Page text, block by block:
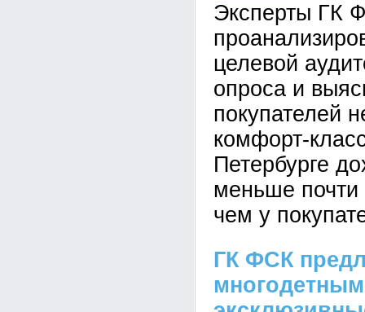
Эксперты ГК
целевой
опроса и
покупателей
комфорт-
Петербурге
меньше почти
чем у
ГК ФСК